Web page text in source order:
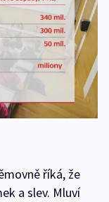
říká, že
a slev. Mluví